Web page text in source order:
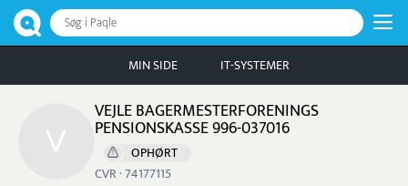
Søg i Paqle
MIN SIDE IT-SYSTEMER
VEJLE BAGERMESTERFORENINGS
PENSIONSKASSE 996-037016
OPHØRT
CVR · 74177115